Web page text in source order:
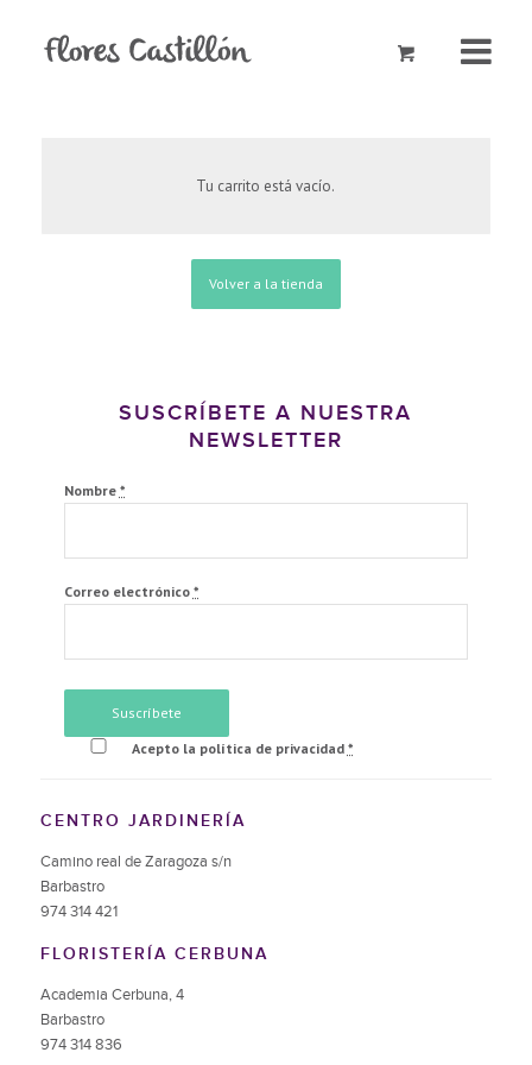
Tu carrito está vacío.
Volver a la tienda
SUSCRÍBETE A NUESTRA
NEWSLETTER
Nombre *
Correo electrónico *
Acepto la política de privacidad *
CENTRO JARDINERÍA
Camino real de Zaragoza s/n
Barbastro
974 314 421
FLORISTERÍA CERBUNA
Academia Cerbuna, 4
Barbastro
974 314 836